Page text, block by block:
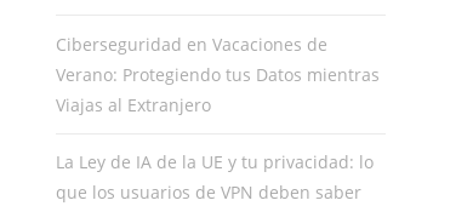
Ciberseguridad en Vacaciones de
Verano: Protegiendo tus Datos mientras
Viajas al Extranjero
La Ley de IA de la UE y tu privacidad: lo
que los usuarios de VPN deben saber